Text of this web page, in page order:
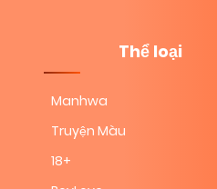
Thể loại
Manhwa
Truyện Màu
18+